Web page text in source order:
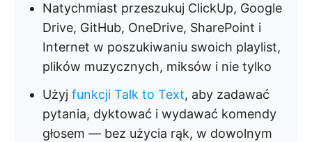
Natychmiast przeszukuj ClickUp, Google
Drive, GitHub, OneDrive, SharePoint i
Internet w poszukiwaniu swoich playlist,
plików muzycznych, miksów i nie tylko
Użyj funkcji Talk to Text, aby zadawać
pytania, dyktować i wydawać komendy
głosem — bez użycia rąk, w dowolnym